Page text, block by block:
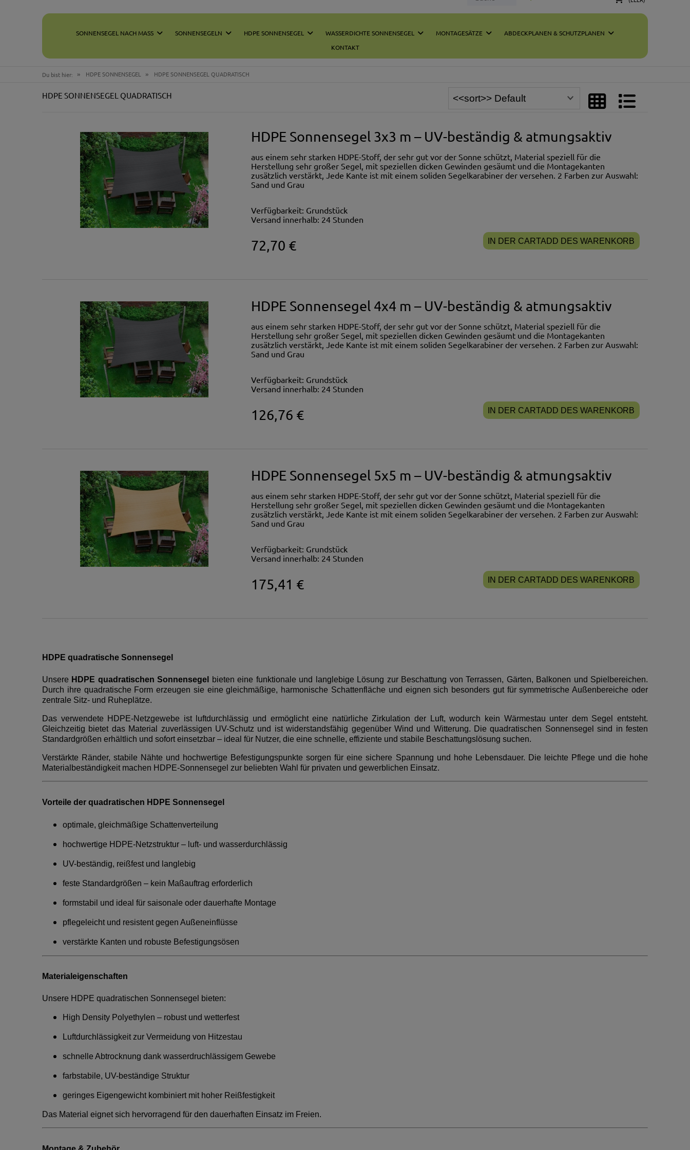
SONNENSEGEL NACH MASS SONNENSEGELN HDPE SONNENSEGEL WASSERDICHTE SONNENSEGEL MONTAGESÄTZE
ABDECKPLANEN & SCHUTZPLANEN
KONTAKT
Du bist hier: » HDPE SONNENSEGEL » HDPE SONNENSEGEL QUADRATISCH
HDPE SONNENSEGEL QUADRATISCH
HDPE Sonnensegel 3x3 m – UV-beständig & atmungsaktiv
aus einem sehr starken HDPE-Stoff, der sehr gut vor der Sonne schützt, Material speziell für die
Herstellung sehr großer Segel, mit speziellen dicken Gewinden gesäumt und die Montagekanten
zusätzlich verstärkt, Jede Kante ist mit einem soliden Segelkarabiner der versehen. 2 Farben zur Auswahl:
Sand und Grau
Verfügbarkeit: Grundstück
Versand innerhalb: 24 Stunden
72,70 € IN DER CARTADD DES WARENKORB
HDPE Sonnensegel 4x4 m – UV-beständig & atmungsaktiv
aus einem sehr starken HDPE-Stoff, der sehr gut vor der Sonne schützt, Material speziell für die
Herstellung sehr großer Segel, mit speziellen dicken Gewinden gesäumt und die Montagekanten
zusätzlich verstärkt, Jede Kante ist mit einem soliden Segelkarabiner der versehen. 2 Farben zur Auswahl:
Sand und Grau
Verfügbarkeit: Grundstück
Versand innerhalb: 24 Stunden
126,76 € IN DER CARTADD DES WARENKORB
HDPE Sonnensegel 5x5 m – UV-beständig & atmungsaktiv
aus einem sehr starken HDPE-Stoff, der sehr gut vor der Sonne schützt, Material speziell für die
Herstellung sehr großer Segel, mit speziellen dicken Gewinden gesäumt und die Montagekanten
zusätzlich verstärkt, Jede Kante ist mit einem soliden Segelkarabiner der versehen. 2 Farben zur Auswahl:
Sand und Grau
Verfügbarkeit: Grundstück
Versand innerhalb: 24 Stunden
175,41 € IN DER CARTADD DES WARENKORB
HDPE quadratische Sonnensegel
Unsere HDPE quadratischen Sonnensegel
bieten eine funktionale und langlebige Lösung zur Beschattung von Terrassen, Gärten, Balkonen und Spielbereichen.
Durch ihre quadratische Form erzeugen sie eine gleichmäßige, harmonische Schattenfläche und eignen sich besonders gut für symmetrische Außenbereiche oder
zentrale Sitz- und Ruheplätze.
Das verwendete HDPE-Netzgewebe ist luftdurchlässig und ermöglicht eine natürliche Zirkulation der Luft, wodurch kein Wärmestau unter dem Segel entsteht.
Gleichzeitig bietet das Material zuverlässigen UV-Schutz und ist widerstandsfähig gegenüber Wind und Witterung. Die quadratischen Sonnensegel sind in festen
Standardgrößen erhältlich und sofort einsetzbar – ideal für Nutzer, die eine schnelle, effiziente und stabile Beschattungslösung suchen.
Verstärkte Ränder, stabile Nähte und hochwertige Befestigungspunkte sorgen für eine sichere Spannung und hohe Lebensdauer. Die leichte Pflege und die hohe
Materialbeständigkeit machen HDPE-Sonnensegel zur beliebten Wahl für privaten und gewerblichen Einsatz.
Vorteile der quadratischen HDPE Sonnensegel
optimale, gleichmäßige Schattenverteilung
hochwertige HDPE-Netzstruktur – luft- und wasserdurchlässig
UV-beständig, reißfest und langlebig
feste Standardgrößen – kein Maßauftrag erforderlich
formstabil und ideal für saisonale oder dauerhafte Montage
pflegeleicht und resistent gegen Außeneinflüsse
verstärkte Kanten und robuste Befestigungsösen
Materialeigenschaften
Unsere HDPE quadratischen Sonnensegel bieten:
High Density Polyethylen – robust und wetterfest
Luftdurchlässigkeit zur Vermeidung von Hitzestau
schnelle Abtrocknung dank wasserdruchlässigem Gewebe
farbstabile, UV-beständige Struktur
geringes Eigengewicht kombiniert mit hoher Reißfestigkeit
Das Material eignet sich hervorragend für den dauerhaften Einsatz im Freien.